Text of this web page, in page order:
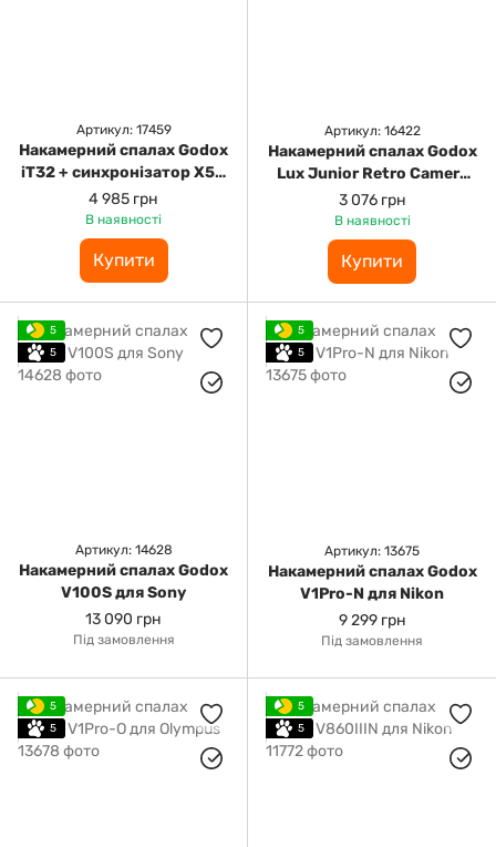
Артикул: 17459
Накамерний спалах Godox
iT32 + синхронізатор X5O
TTL для Olympus /
Panasonic
4 985 грн
В наявності
Купити
Артикул: 16422
Накамерний спалах Godox
Lux Junior Retro Camera
Flash (Blue)
3 076 грн
В наявності
Купити
5
5
Артикул: 14628
Накамерний спалах Godox
V100S для Sony
13 090 грн
Під замовлення
5
5
Артикул: 13675
Накамерний спалах Godox
V1Pro-N для Nikon
9 299 грн
Під замовлення
5
5
5
5